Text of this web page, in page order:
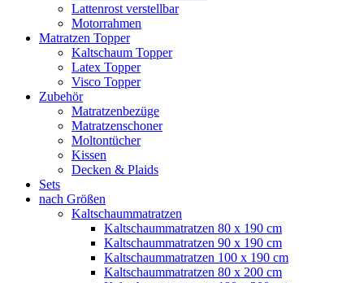
Lattenrost verstellbar
Motorrahmen
Matratzen Topper
Kaltschaum Topper
Latex Topper
Visco Topper
Zubehör
Matratzenbezüge
Matratzenschoner
Moltontücher
Kissen
Decken & Plaids
Sets
nach Größen
Kaltschaummatratzen
Kaltschaummatratzen 80 x 190 cm
Kaltschaummatratzen 90 x 190 cm
Kaltschaummatratzen 100 x 190 cm
Kaltschaummatratzen 80 x 200 cm